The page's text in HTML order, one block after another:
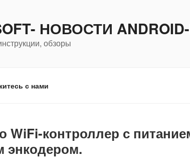
НОВОСТИ
обзоры
с нами
WiFi-контроллер с
энкодером.